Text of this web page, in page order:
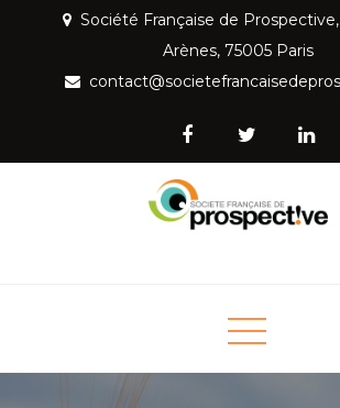
content
Société Française de
Arènes, 75005 Paris
Prospective